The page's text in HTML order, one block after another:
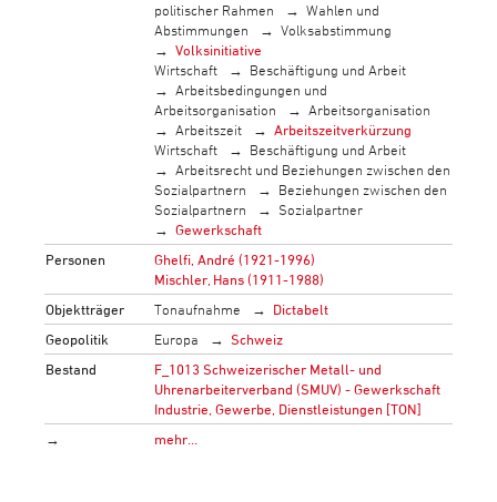
politischer Rahmen
Wahlen und
Abstimmungen
Volksabstimmung
Volksinitiative
Wirtschaft
Beschäftigung und Arbeit
Arbeitsbedingungen und
Arbeitsorganisation
Arbeitsorganisation
Arbeitszeit
Arbeitszeitverkürzung
Wirtschaft
Beschäftigung und Arbeit
Arbeitsrecht und Beziehungen zwischen den
Sozialpartnern
Beziehungen zwischen den
Sozialpartnern
Sozialpartner
Gewerkschaft
Personen
Ghelfi, André (1921-1996)
Mischler, Hans (1911-1988)
Objektträger
Tonaufnahme
Dictabelt
Geopolitik
Europa
Schweiz
Bestand
F_1013 Schweizerischer Metall- und
Uhrenarbeiterverband (SMUV) - Gewerkschaft
Industrie, Gewerbe, Dienstleistungen [TON]
→
mehr…